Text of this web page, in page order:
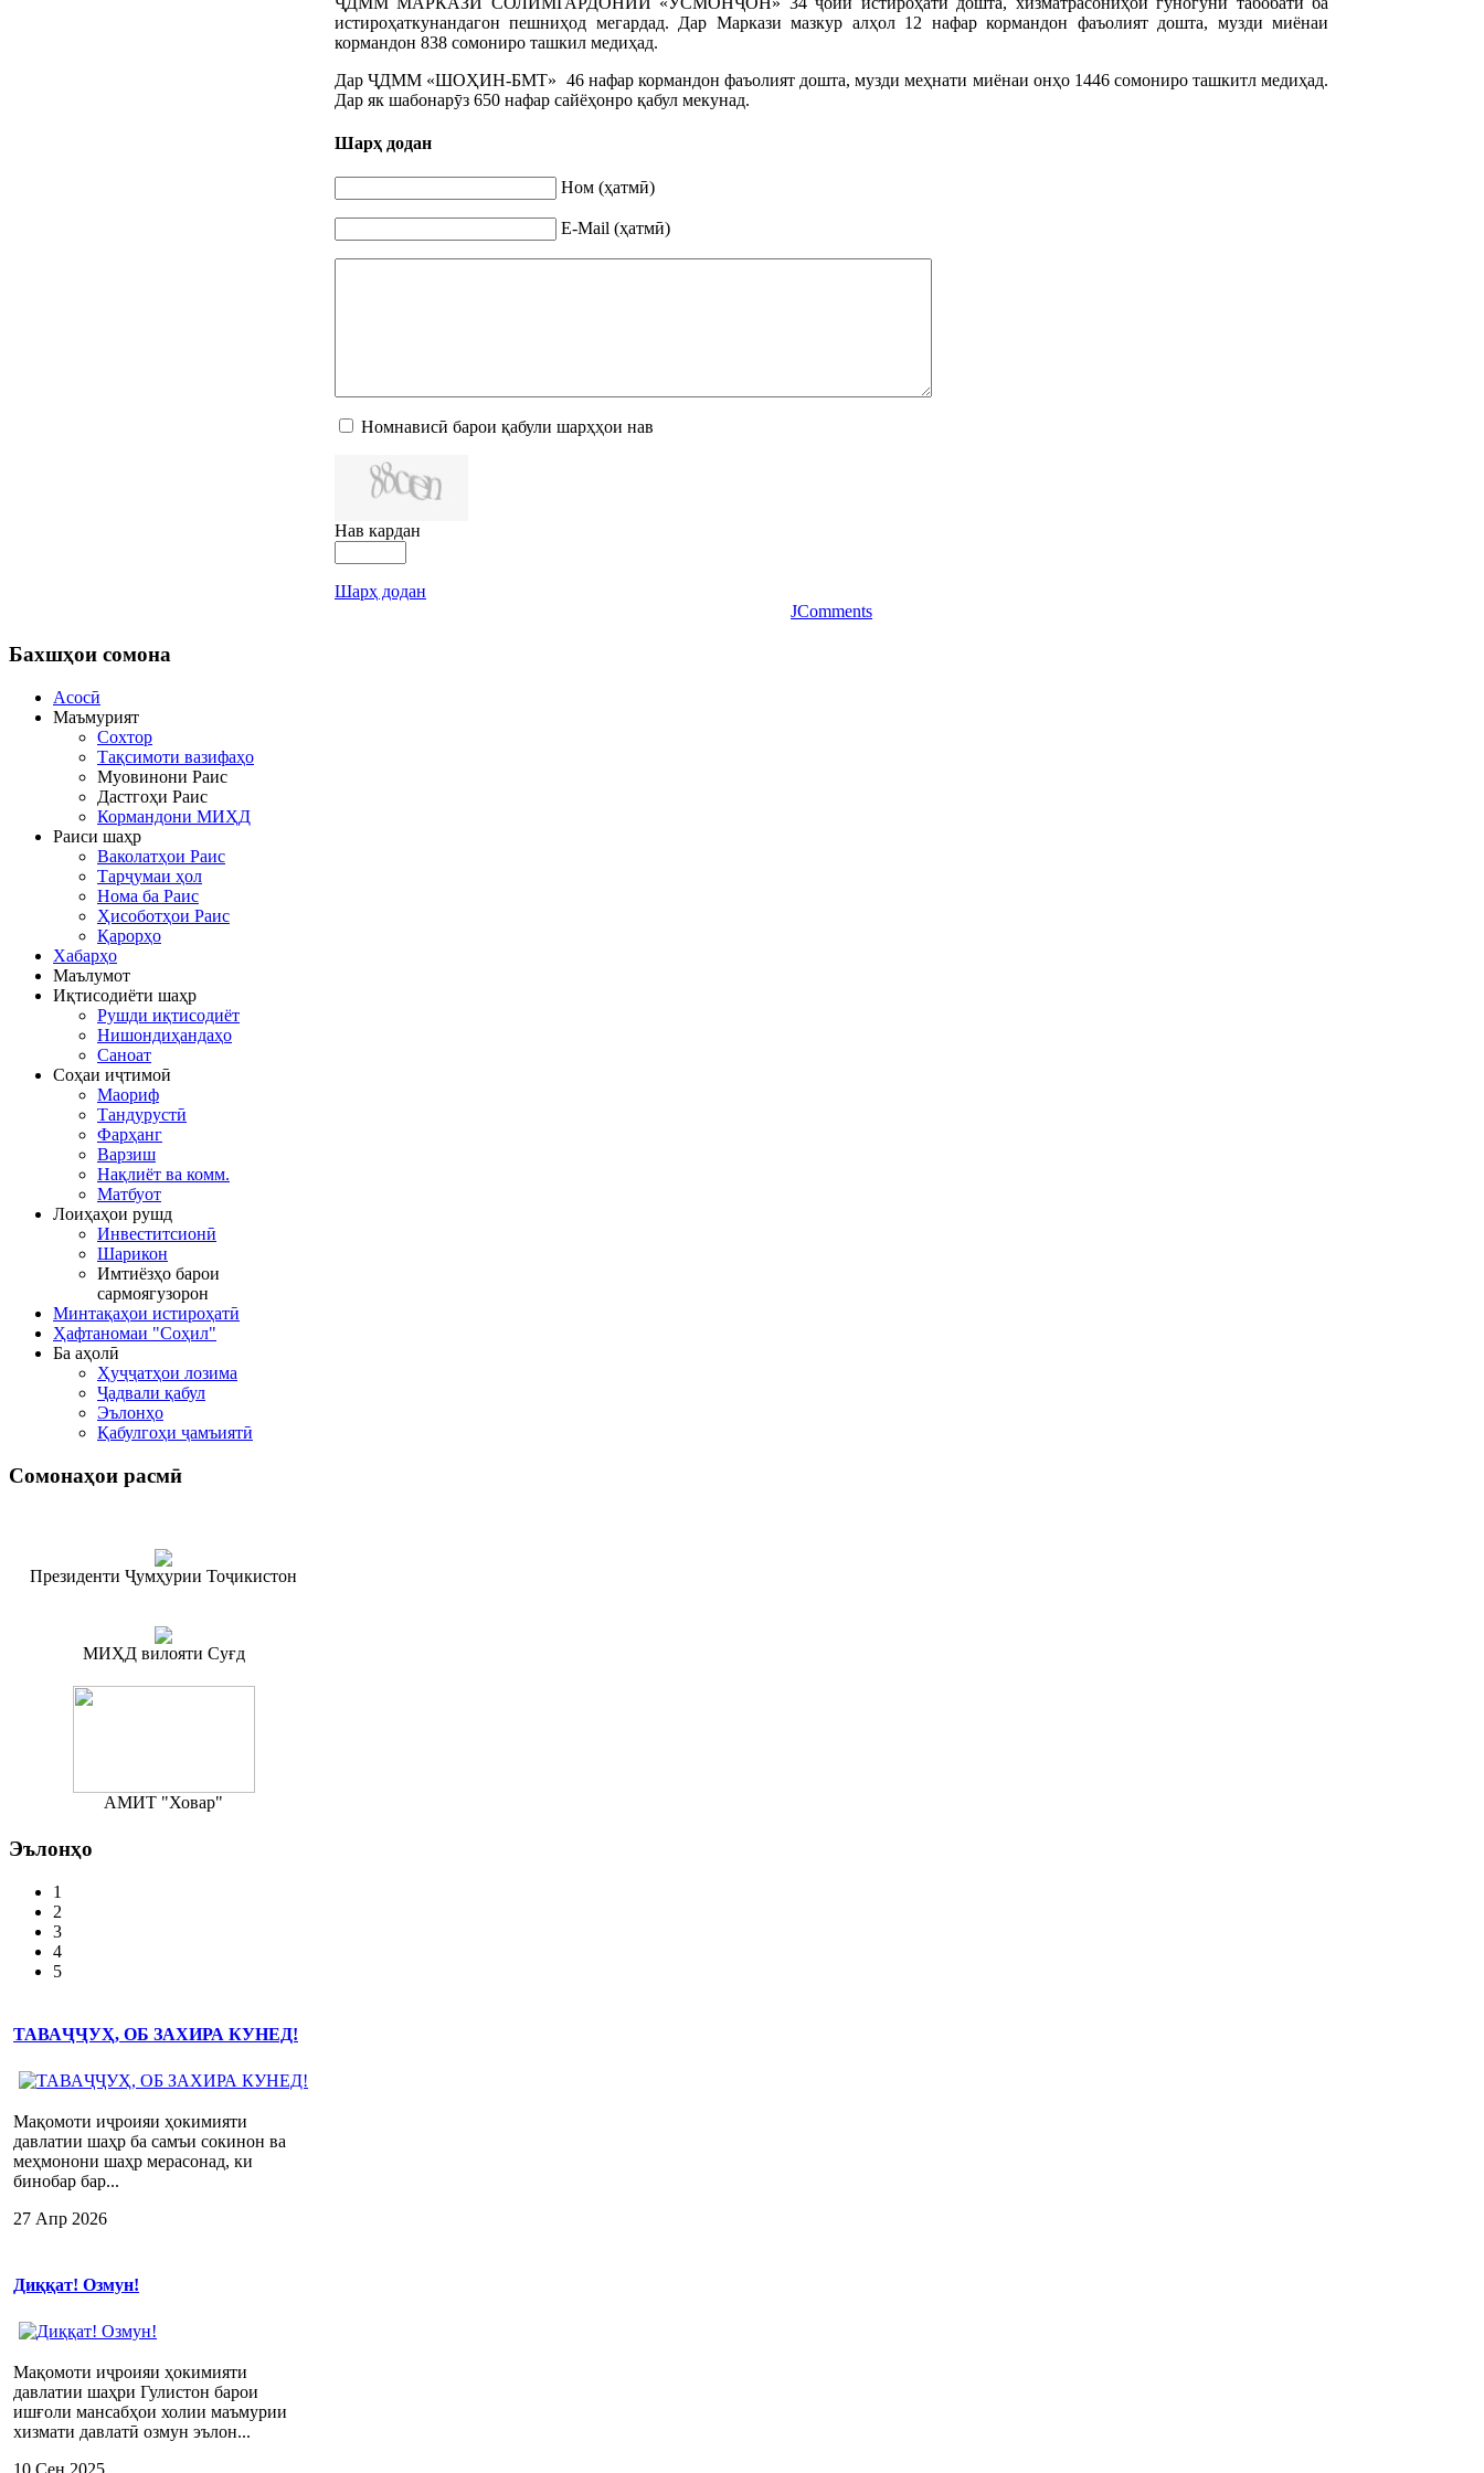
истироҳаткунандагон пешниҳод мегардад. Дар Маркази мазкур алҳол 12 нафар кормандон фаъолият дошта, музди миёнаи
кормандон 838 сомониро ташкил медиҳад.
Дар ҶДММ «ШОҲИН-БМТ» 46 нафар кормандон фаъолият дошта, музди меҳнати миёнаи онҳо 1446 сомониро ташкитл медиҳад.
Дар як шабонарӯз 650 нафар сайёҳонро қабул мекунад.
Шарҳ додан
Ном (ҳатмӣ)
E-Mail (ҳатмӣ)
Номнависӣ барои қабули шарҳҳои нав
Нав кардан
Шарҳ додан
JComments
Бахшҳои сомона
Асосӣ
Маъмурият
Сохтор
Тақсимоти вазифаҳо
Муовинони Раис
Дастгоҳи Раис
Кормандони МИҲД
Раиси шаҳр
Ваколатҳои Раис
Тарҷумаи ҳол
Нома ба Раис
Ҳисоботҳои Раис
Қарорҳо
Хабарҳо
Маълумот
Иқтисодиёти шаҳр
Рушди иқтисодиёт
Нишондиҳандаҳо
Саноат
Соҳаи иҷтимоӣ
Маориф
Тандурустӣ
Фарҳанг
Варзиш
Нақлиёт ва комм.
Матбуот
Лоиҳаҳои рушд
Инвеститсионӣ
Шарикон
Имтиёзҳо барои
сармоягузорон
Минтақаҳои истироҳатӣ
Ҳафтаномаи "Соҳил"
Ба аҳолӣ
Ҳуҷҷатҳои лозима
Ҷадвали қабул
Эълонҳо
Қабулгоҳи ҷамъиятӣ
Сомонаҳои расмӣ
Президенти Ҷумҳурии Тоҷикистон
МИҲД вилояти Суғд
АМИТ "Ховар"
Эълонҳо
1
2
3
4
5
ТАВАҶҶУҲ, ОБ ЗАХИРА КУНЕД!
Мақомоти иҷроияи ҳокимияти
давлатии шаҳр ба самъи сокинон ва
меҳмонони шаҳр мерасонад, ки
бинобар бар...
27 Апр 2026
Диққат! Озмун!
Мақомоти иҷроияи ҳокимияти
давлатии шаҳри Гулистон барои
ишғоли мансабҳои холии маъмурии
хизмати давлатӣ озмун эълон...
10 Сен 2025